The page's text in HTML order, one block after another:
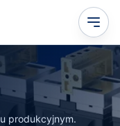
produkcyjnym.